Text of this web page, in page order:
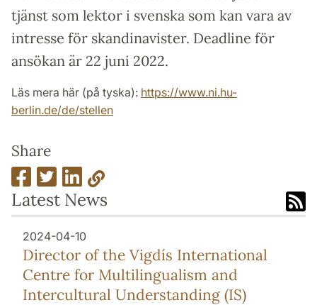
tjänst som lektor i svenska som kan vara av
intresse för skandinavister. Deadline för
ansökan är 22 juni 2022.
Läs mera här (på tyska): https://www.ni.hu-
berlin.de/de/stellen
Share
Latest News
2024-04-10
Director of the Vigdís International
Centre for Multilingualism and
Intercultural Understanding (IS)